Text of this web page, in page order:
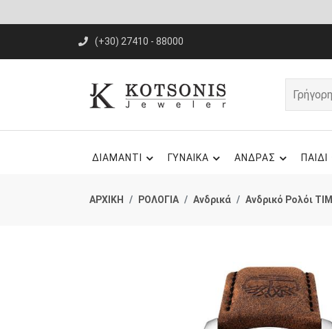
(+30) 27410 - 88000
ΔΙΑΜΑΝΤΙ ΓΥΝΑΙΚΑ ΑΝΔΡΑΣ ΠΑΙΔΙ
ΑΡΧΙΚΗ ΡΟΛΟΓΙΑ Ανδρικά Ανδρικό Ρολόι